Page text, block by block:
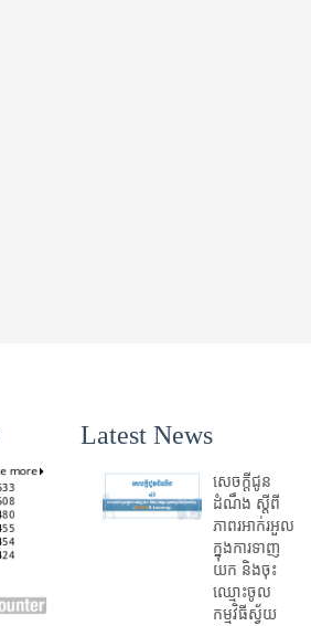
Latest News
សេចក្តីជូន
ដំណឹង ស្តី​ពី
ភាព​រអាក់រអួល​
ក្នុងការ​ទាញ​
យក និង​ចុះ​
ឈ្មោះ​ចូល​
កម្មវិធី​ស្វ័យ